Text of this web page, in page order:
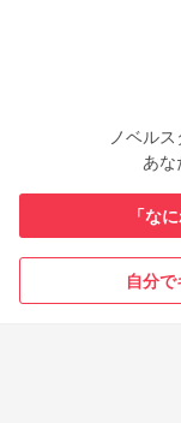
ノベル
あな
「な
自分